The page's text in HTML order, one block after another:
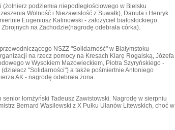
podziemia niepodległościowego w Bielsku
Wolność i Niezawisłość z Suwałk), Danuta i Henryk
Eugeniusz Kalinowski - założyciel białostockiego
Zbrojnych na Zachodzie(nagrodę odebrała córka).
NSZZ "Solidarność" w Białymstoku
na rzecz pomocy na Kresach Klarę Rogalską, Józefa
w Wysokiem Mazowieckiem, Piotra Szyryńskiego -
"Solidarności") a także pośmiertnie Antoniego
AK - nagrodę odebrała żona.
łomżyński Tadeusz Zawistowski. Nagrodę w sierpniu
Bernard Wasilewski z X Pułku Ułanów Litewskich, choć w